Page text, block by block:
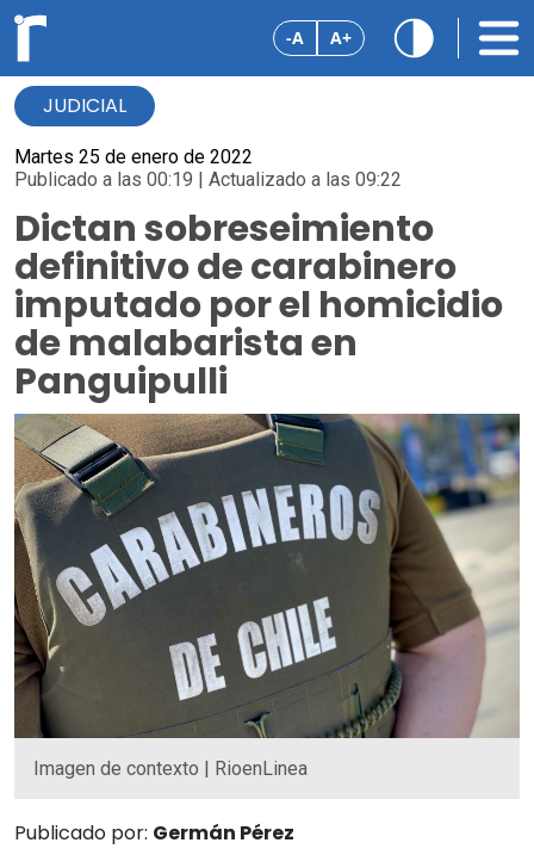
-A A+
JUDICIAL
Martes 25 de enero de 2022
Publicado a las 00:19 | Actualizado a las 09:22
Dictan sobreseimiento
definitivo de carabinero
imputado por el homicidio
de malabarista en
Panguipulli
Imagen de contexto | RioenLinea
Publicado por: Germán Pérez